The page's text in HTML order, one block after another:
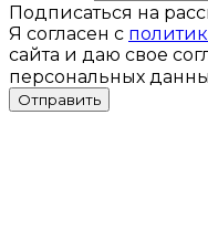
Подписаться на
Я согласен с
сайта и даю свое
персональных
Отправить